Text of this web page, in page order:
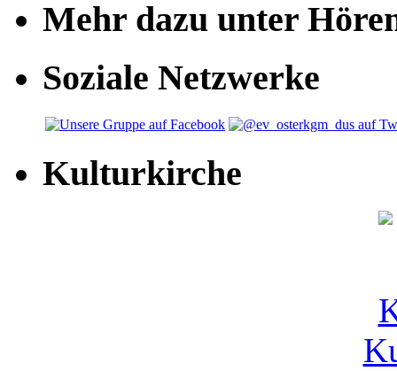
Mehr dazu unter
Soziale Netzwerke
Kulturkirche